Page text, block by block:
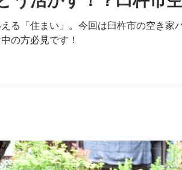
る「住まい」。今回は臼杵市の空き家
の方必見です！